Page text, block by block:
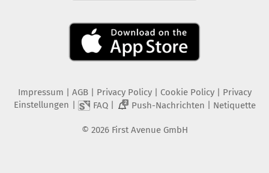
Impressum AGB Privacy Policy| Cookie Policy| Privacy
Einstellungen
FAQ| 2 Push-Nachrichten Netiquette
© 2026 First Avenue GmbH